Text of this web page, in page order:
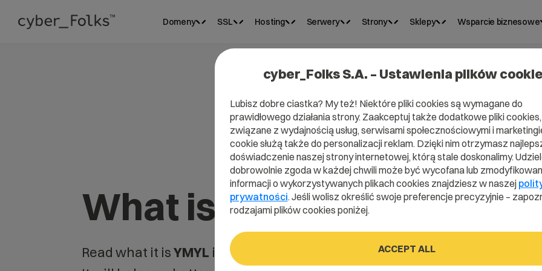
Domeny SSL Hosting Serwery Strony Sklepy Wsparcie biznesowe
What is YMYL?
Read what it isYMYL in our dictionary.
cyber_Folks S.A. – Ustawienia plików
Lubisz dobre ciastka? My też! Niektóre pliki cookies są wymagane do
prawidłowego działania strony. Zaakceptuj także dodatkowe pliki cookies,
związane z wydajnością usług, serwisami społecznościowymi i
cookie służą także do personalizacji reklam. Dzięki nim otrzymasz
doświadczenie naszej strony internetowej, którą stale doskonalimy.
dobrowolnie zgoda w każdej chwili może być wycofana lub
informacji o wykorzystywanych plikach cookies znajdziesz w naszej
prywatności. Jeśli wolisz określić swoje preferencje precyzyjnie –
rodzajami plików cookies poniżej.
ACCEPT ALL